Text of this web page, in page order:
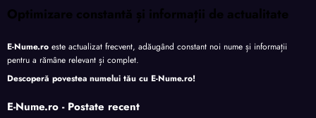
Optimizare constantă și informații de actualitate
E-Nume.ro este actualizat frecvent, adăugând constant noi nume și informații
pentru a rămâne relevant și complet.
Descoperă povestea numelui tău cu E-Nume.ro!
E-Nume.ro - Postate recent